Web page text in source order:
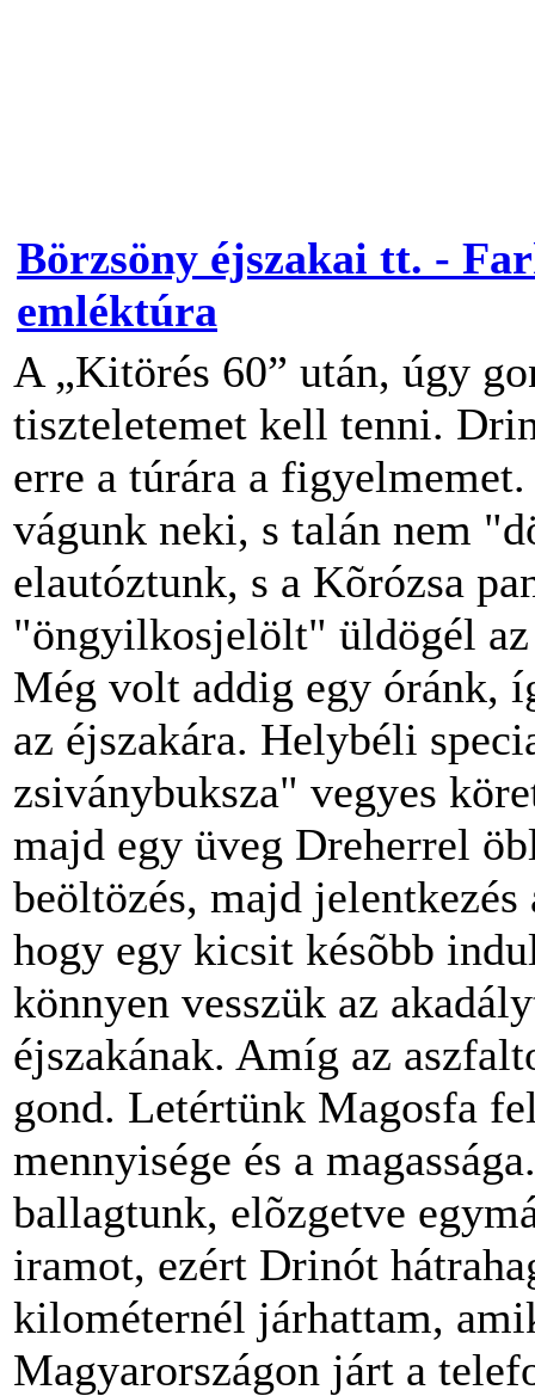
Börzsöny éjszakai tt. -
emléktúra
A „Kitörés 60” után, úgy
tiszteletemet kell tenni.
erre a túrára a
vágunk neki, s talán nem
elautóztunk, s a Kõrózsa
"öngyilkosjelölt" üldögél
Még volt addig egy óránk,
az éjszakára. Helybéli
zsiványbuksza" vegyes
majd egy üveg Dreherrel
beöltözés, majd
hogy egy kicsit késõbb
könnyen vesszük az
éjszakának. Amíg az
gond. Letértünk Magosfa
mennyisége és a
ballagtunk, elõzgetve
iramot, ezért Drinót
kilométernél járhattam,
Magyarországon járt a